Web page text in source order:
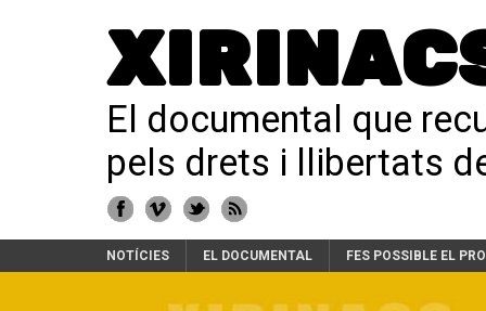
El documental que
pels drets i llibertats
NOTÍCIES EL DOCUMENTAL FES POSSIBLE EL